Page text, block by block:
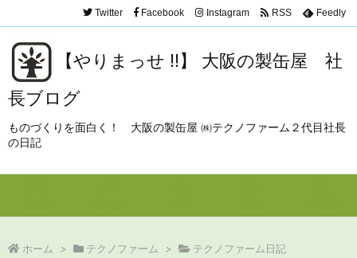
【やりまっせ !!】 大阪の製缶屋 社
長ブログ
ものづくりを面白く！ 大阪の製缶屋 ㈱テクノファーム２代目社長
の日記
Twitter Facebook Instagram RSS Feedly
ホーム > テクノファーム > テクノファーム日記